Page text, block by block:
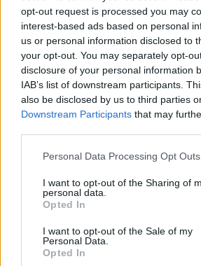
opt-out request is processed you may
interest-based ads based on personal
us or personal information disclosed to
your opt-out. You may separately opt-
disclosure of your personal information
IAB’s list of downstream participants.
also be disclosed by us to third parties
Downstream Participants that may
Please note that this website/app uses
not limited to your visit or usage
grant or deny consent to Google and its
use your data for below specified
consent section.
Personal Data Processing Opt Outs
I want to opt-out of the Sharing of
personal data.
Opted In
I want to opt-out of the Sale of my
Personal Data.
Opted In
belső képi világomból hívom őket a
megfogalmazott képek így olyan
eszközöket tartalmaznak, amik
értelmezhetőek vagy inkább
megjelenő nemi szimbólumok, az
mozgató erkölcstelen világ iránti
formát, más képekben viszont a
területekre koncentrált csodák, mint a
a szimbólumoknak a kettősségét
tovább alakítva tolom el egyik vagy
Máté A kiállítás megtekinthető: 2006.
12. Nyitva tartás: hétköznapokon 9-17